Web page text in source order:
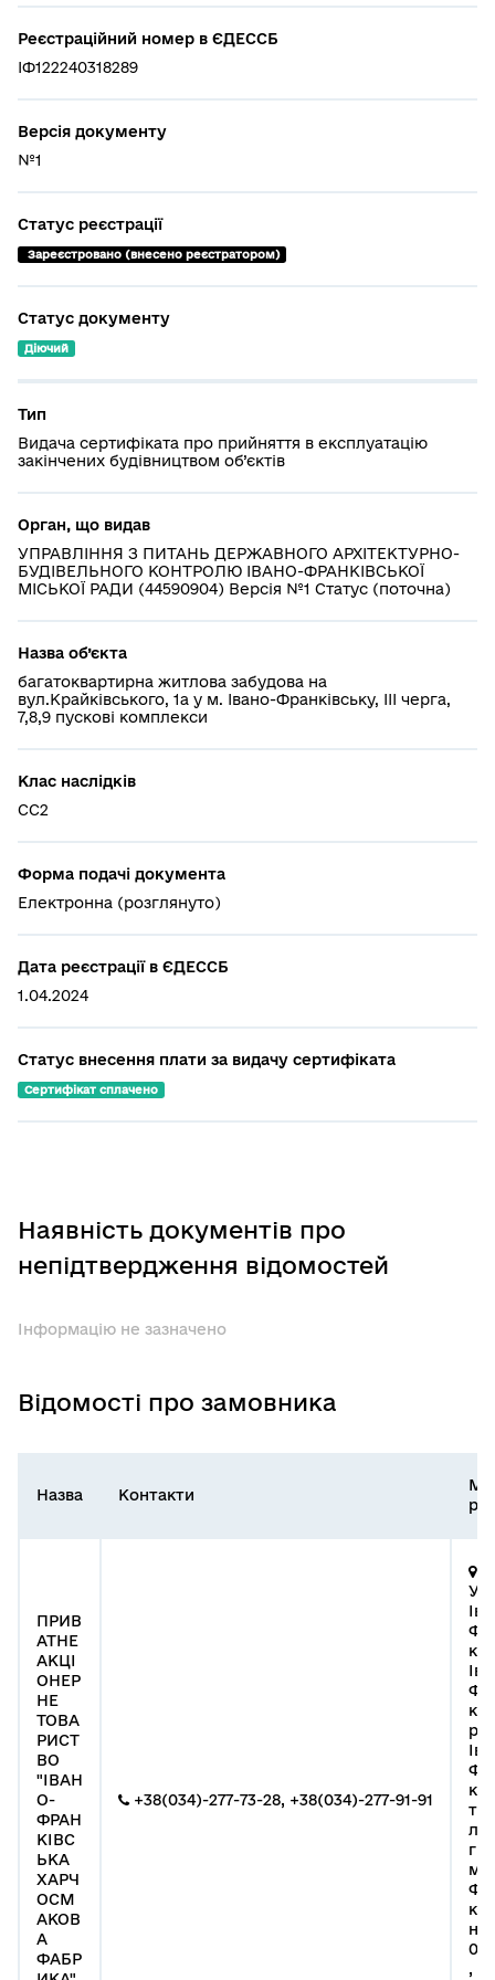
Реєстраційний номер в ЄДЕССБ
ІФ122240318289
Версія документу
№1
Статус реєстрації
Зареєстровано (внесено реєстратором)
Статус документу
Діючий
Тип
Видача сертифіката про прийняття в експлуатацію
закінчених будівництвом об’єктів
Орган, що видав
УПРАВЛІННЯ З ПИТАНЬ ДЕРЖАВНОГО АРХІТЕКТУРНО-
БУДІВЕЛЬНОГО КОНТРОЛЮ ІВАНО-ФРАНКІВСЬКОЇ
МІСЬКОЇ РАДИ (44590904) Версія №1 Статус (поточна)
Назва об’єкта
багатоквартирна житлова забудова на
вул.Крайківського, 1а у м. Івано-Франківську, ІІІ черга,
7,8,9 пускові комплекси
Клас наслідків
СС2
Форма подачі документа
Електронна (розглянуто)
Дата реєстрації в ЄДЕССБ
1.04.2024
Статус внесення плати за видачу сертифіката
Сертифікат сплачено
Наявність документів про
непідтвердження відомостей
Інформацію не зазначено
Відомості про замовника
Назва Контакти
ПРИВ
АТНЕ
АКЦІ
ОНЕР
НЕ
ТОВА
РИСТ
ВО
"ІВАН
О-
ФРАН
КІВС
ЬКА
ХАРЧ
ОСМ
АКОВ
А
ФАБР
+38(034)-277-73-28, +38(034)-277-91-91
ка
ка
м.
к
на
,